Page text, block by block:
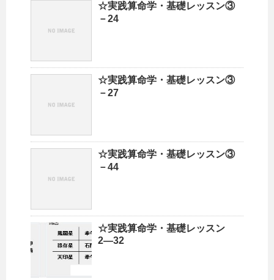
☆実践算命学・基礎レッスン③
－24
☆実践算命学・基礎レッスン③
－27
☆実践算命学・基礎レッスン③
－44
☆実践算命学・基礎レッスン
2―32